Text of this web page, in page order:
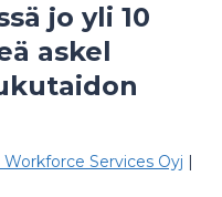
jo yli 10
askel
Workforce Services Oyj |